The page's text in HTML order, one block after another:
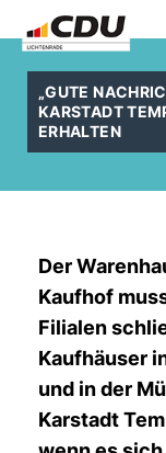
GUTE
KARSTADT
ERHALTEN
Der
Kaufhof
Filialen
Kaufhäuser
und in der
Karstadt